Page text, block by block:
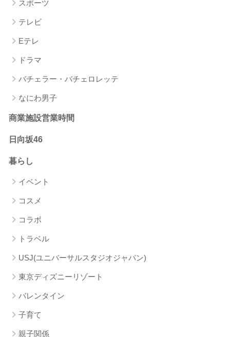
スポーツ
テレビ
Eテレ
ドラマ
バチェラー・バチェロレッテ
なにわ男子
商業施設営業時間
日向坂46
暮らし
イベント
コスメ
コラボ
トラベル
USJ(ユニバーサルスタジオジャパン)
東京ディズニーリゾート
バレンタイン
子育て
親子関係